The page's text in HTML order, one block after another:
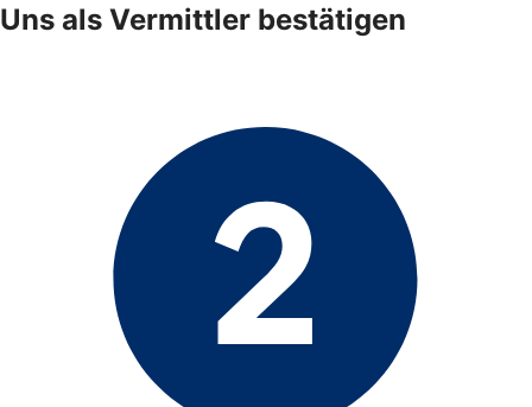
Uns als Vermittler bestätigen